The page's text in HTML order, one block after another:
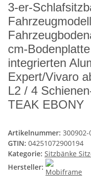
3-er-
cm-
integrierten
Expert/Vivaro
L2 / 4
TEAK EBONY
Artikelnummer: 300902-
GTIN: 04251072900194
Kategorie: Sitzbänke
Hersteller: